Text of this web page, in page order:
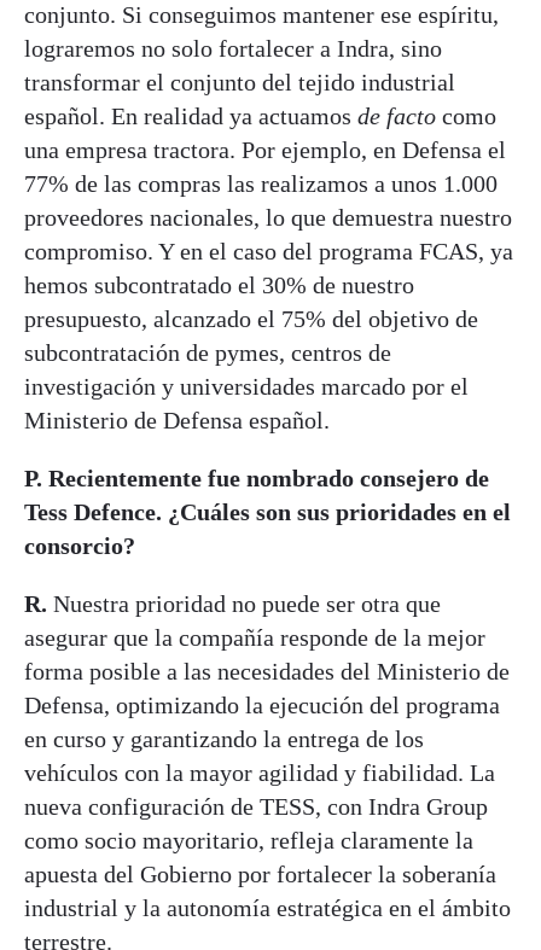
conjunto. Si conseguimos mantener ese espíritu,
lograremos no solo fortalecer a Indra, sino
transformar el conjunto del tejido industrial
español. En realidad ya actuamos de facto como
una empresa tractora. Por ejemplo, en Defensa el
77% de las compras las realizamos a unos 1.000
proveedores nacionales, lo que demuestra nuestro
compromiso. Y en el caso del programa FCAS, ya
hemos subcontratado el 30% de nuestro
presupuesto, alcanzado el 75% del objetivo de
subcontratación de pymes, centros de
investigación y universidades marcado por el
Ministerio de Defensa español.
P. Recientemente fue nombrado consejero de
Tess Defence. ¿Cuáles son sus prioridades en el
consorcio?
R. Nuestra prioridad no puede ser otra que
asegurar que la compañía responde de la mejor
forma posible a las necesidades del Ministerio de
Defensa, optimizando la ejecución del programa
en curso y garantizando la entrega de los
vehículos con la mayor agilidad y fiabilidad. La
nueva configuración de TESS, con Indra Group
como socio mayoritario, refleja claramente la
apuesta del Gobierno por fortalecer la soberanía
industrial y la autonomía estratégica en el ámbito
terrestre.